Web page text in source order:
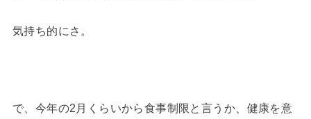
気持ち的にさ。
で、今年の2月くらいから食事制限と言うか、健康を意